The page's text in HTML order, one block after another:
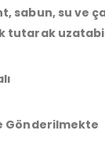
sabun, su ve
tutarak
Gönderilmekte